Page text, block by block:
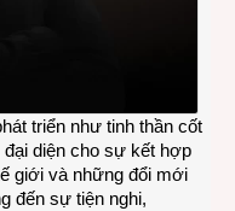
triển như tinh thần cốt
đại diện cho sự kết hợp
giới và những đổi mới
đến sự tiện nghi,